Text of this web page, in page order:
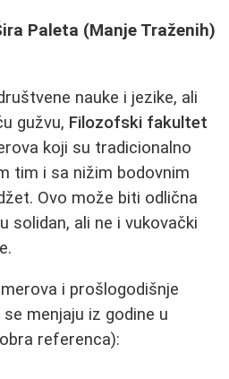
Paleta (Manje Traženih)
nauke i jezike, ali
gužvu, Filozofski fakultet
koji su tradicionalno
tim i sa nižim bodovnim
Ovo može biti odlična
solidan, ali ne i vukovački
i prošlogodišnje
menjaju iz godine u
referenca):